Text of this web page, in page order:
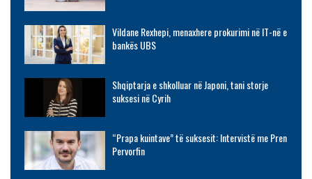
Vildane Rexhepi, menaxhere prokurimi në IT-në e
bankës UBS
Shqiptarja e shkolluar në Japoni, tani storje
suksesi në Cyrih
“Prapa kuintave” të suksesit: Intervistë me Pren
Pervorfin